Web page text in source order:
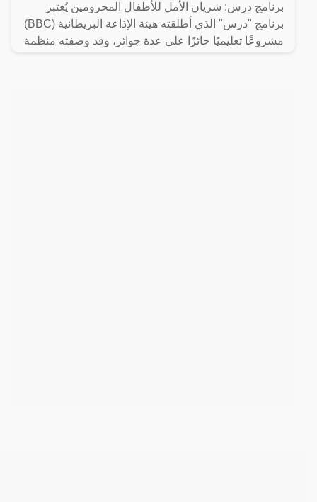
برنامج درس: شريان الأمل للأطفال المحرومين يُعتبر
برنامج "درس" الذي أطلقته هيئة الإذاعة البريطانية (BBC)
مشروعًا تعليميًا حائزًا على عدة جوائز، وقد وصفته منظمة